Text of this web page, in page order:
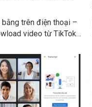
trên điện thoại –
video từ TikTok
TikTok để tăng
nghiệp. Và để tạo hình
Ở dưới đây sẽ là
có thể thực hiện
về máy mà không